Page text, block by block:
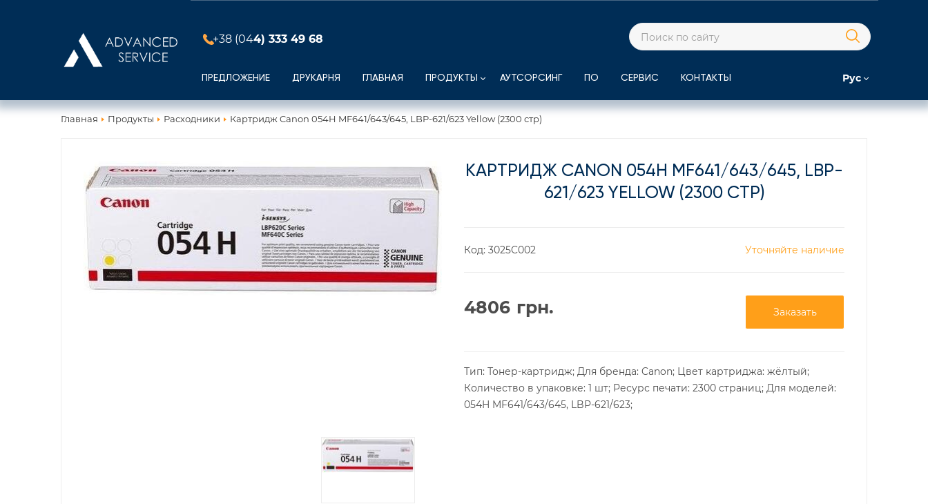
+38 (044) 333 49 68
ПРЕДЛОЖЕНИЕ ДРУКАРНЯ ГЛАВНАЯ ПРОДУКТЫ АУТСОРСИНГ ПО СЕРВИС КОНТАКТЫ Рус
Главная Продукты Расходники Картридж Canon 054H MF641/643/645, LBP-621/623 Yellow (2300 стр)
КАРТРИДЖ CANON 054H MF641/643/645, LBP-
621/623 YELLOW (2300 СТР)
Код: 3025C002 Уточняйте наличие
4806 грн. Заказать
Тип: Тонер-картридж; Для бренда: Canon; Цвет картриджа: жёлтый;
Количество в упаковке: 1 шт; Ресурс печати: 2300 страниц; Для моделей:
054H MF641/643/645, LBP-621/623;